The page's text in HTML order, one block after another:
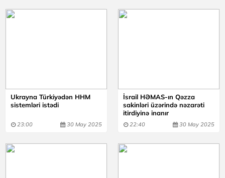
Ukrayna Türkiyədən HHM
sistemləri istədi
23:00 30 May 2025
İsrail HƏMAS-ın Qəzza
sakinləri üzərində nəzarəti
itirdiyinə inanır
22:40 30 May 2025